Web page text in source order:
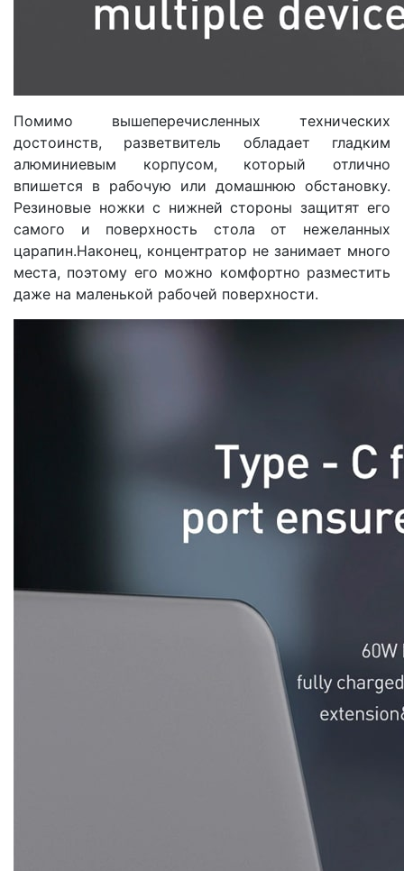
Помимо вышеперечисленных технических
достоинств, разветвитель обладает гладким
алюминиевым корпусом, который отлично
впишется в рабочую или домашнюю обстановку.
Резиновые ножки с нижней стороны защитят его
самого и поверхность стола от нежеланных
царапин.Наконец, концентратор не занимает много
места, поэтому его можно комфортно разместить
даже на маленькой рабочей поверхности.